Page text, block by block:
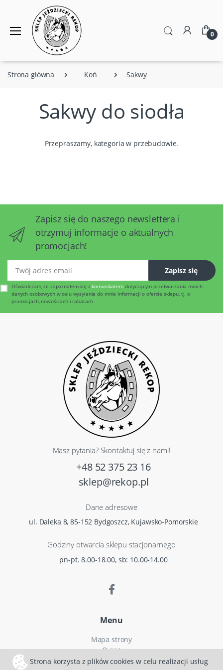
Strona korzysta z plików cookies w celu realizacji usług
0
Strona główna Koń Sakwy
Sakwy do siodła
Przepraszamy, kategoria w przebudowie.
Zapisz się do naszego newslettera i
otrzymuj informacje o aktualnych
promocjach!
Zapisz się
Oświadczam, że zapoznałem się z komunikatemdotyczącym przetwarzania moich
danych osobowych w celu wysyłania do mnie informacji o ofercie sklepu, tj. o
promocjach, nowościach i rabatach
Masz pytania? Skontaktuj się z nami!
+48 52 375 23 16
sklep@rekop.pl
Dane adresowe
ul. Daleka 8, 85-152 Bydgoszcz, Kujawsko-Pomorskie
Godziny otwarcia sklepu stacjonarnego
pn-pt. 8.00-18.00, sb: 10.00-14.00
Menu
Mapa strony
O nas
Czas i koszty dostawy